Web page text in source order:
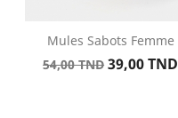
Mules Sabots Femme
Prix
54,00 TND Prix
39,00 TND